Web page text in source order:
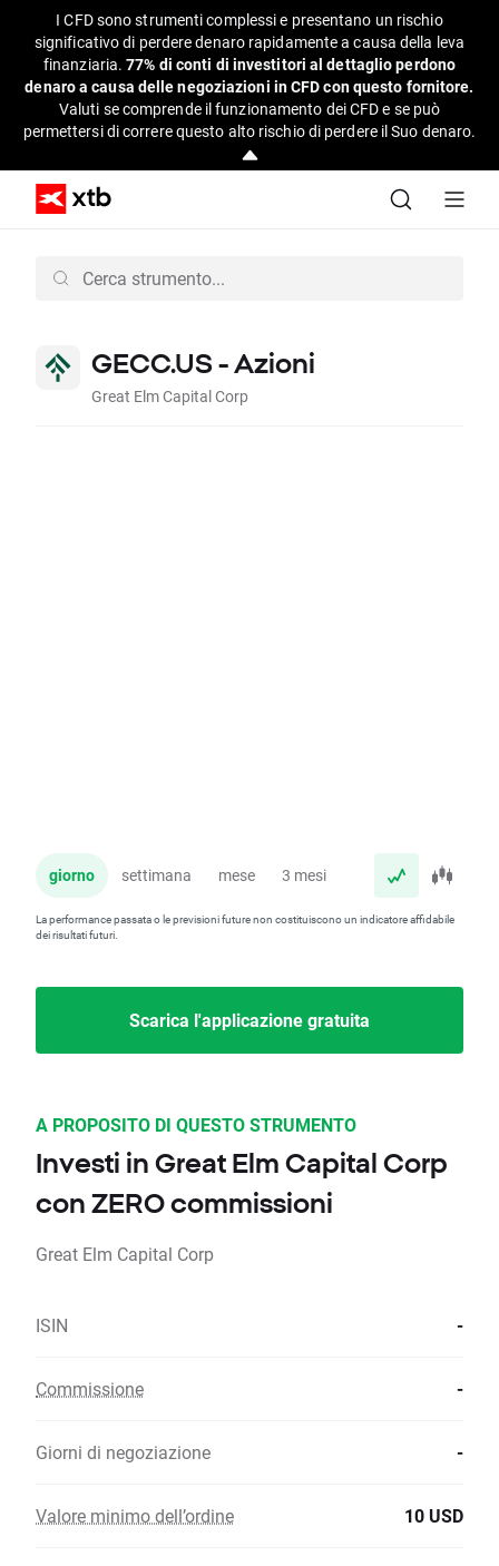
I CFD sono strumenti complessi e presentano un rischio
significativo di perdere denaro rapidamente a causa della leva
finanziaria.77% di conti di investitori al dettaglio perdono
denaro a causa delle negoziazioni in CFD con questo fornitore.
Valuti se comprende il funzionamento dei CFD e se può
permettersi di correre questo alto rischio di perdere il Suo denaro.
GECC.US - Azioni
Great Elm Capital Corp
giorno settimana mese 3 mesi anno
La performance passata o le previsioni future non costituiscono un indicatore affidabile
dei risultati futuri.
Scarica l'applicazione gratuita
A PROPOSITO DI QUESTO STRUMENTO
Investi in Great Elm Capital Corp
con ZERO commissioni
Great Elm Capital Corp
ISIN -
Commissione -
Giorni di negoziazione -
Valore minimo dell’ordine 10 USD